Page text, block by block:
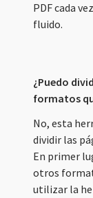
PDF cada
fluido.
¿Puedo
formatos
No, esta
dividir las
En primer
otros
utilizar la